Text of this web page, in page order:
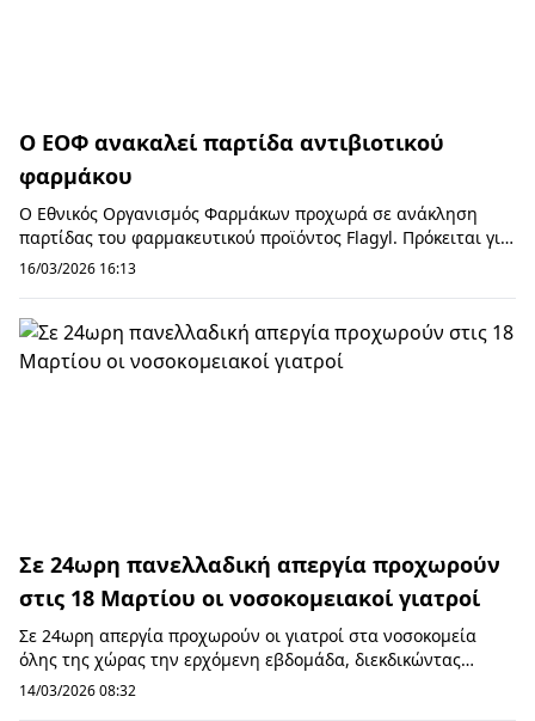
Ο ΕΟΦ ανακαλεί παρτίδα αντιβιοτικού
φαρμάκου
Ο Εθνικός Οργανισμός Φαρμάκων προχωρά σε ανάκληση
παρτίδας του φαρμακευτικού προϊόντος Flagyl. Πρόκειται για
την παρτίδα 41015, του φαρμακευτικού π...
16/03/2026 16:13
Σε 24ωρη πανελλαδική απεργία προχωρούν
στις 18 Μαρτίου οι νοσοκομειακοί γιατροί
Σε 24ωρη απεργία προχωρούν οι γιατροί στα νοσοκομεία
όλης της χώρας την ερχόμενη εβδομάδα, διεκδικώντας
μεταξύ άλλων καλύτερους μισθούς. Την κινητο...
14/03/2026 08:32